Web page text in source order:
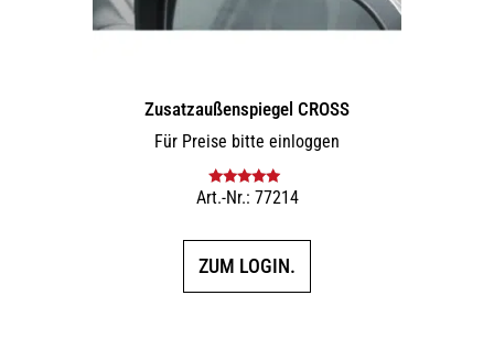
Zusatz­außenspiegel CROSS
Für Preise bitte einloggen
Bewertet mit
Art.-Nr.: 77214
ZUM LOGIN.